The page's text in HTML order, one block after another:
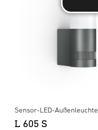
Sensor-LED-Außenleuchte
L 605 S